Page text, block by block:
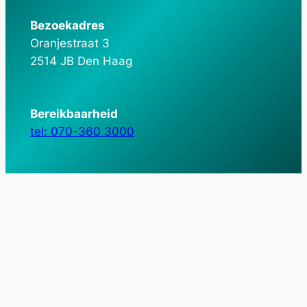
Bezoekadres
Oranjestraat 3
2514 JB Den Haag
Bereikbaarheid
tel: 070-360 3000